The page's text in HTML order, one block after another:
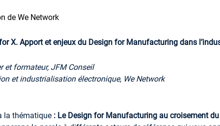
de We Network
X. Apport et enjeux du Design for Manufacturing dans
et formateur, JFM Conseil
et industrialisation électronique, We Network
la thématique : Le Design for Manufacturing au croisement